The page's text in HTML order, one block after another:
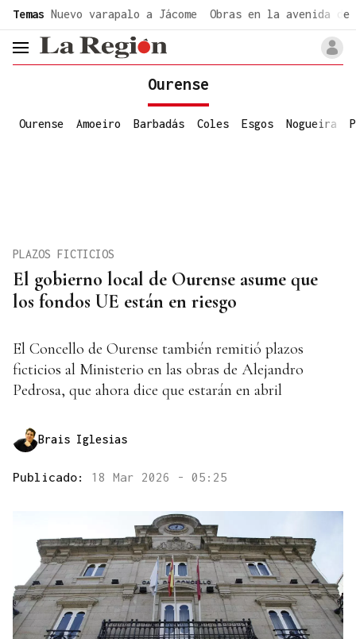
Temas Nuevo varapalo a Jácome Obras en la avenida de
header.menu.open
Ourense
Ourense Amoeiro Barbadás Coles Esgos Nogueira
El gobierno local de Ourense asume que
los fondos UE están en riesgo
PLAZOS FICTICIOS
El Concello de Ourense también remitió plazos
ficticios al Ministerio en las obras de Alejandro
Pedrosa, que ahora dice que estarán en abril
Brais Iglesias
Publicado: 18 Mar 2026 - 05:25